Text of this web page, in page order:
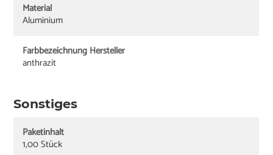
Material
Aluminium
Farbbezeichnung Hersteller
anthrazit
Sonstiges
Paketinhalt
1,00 Stück